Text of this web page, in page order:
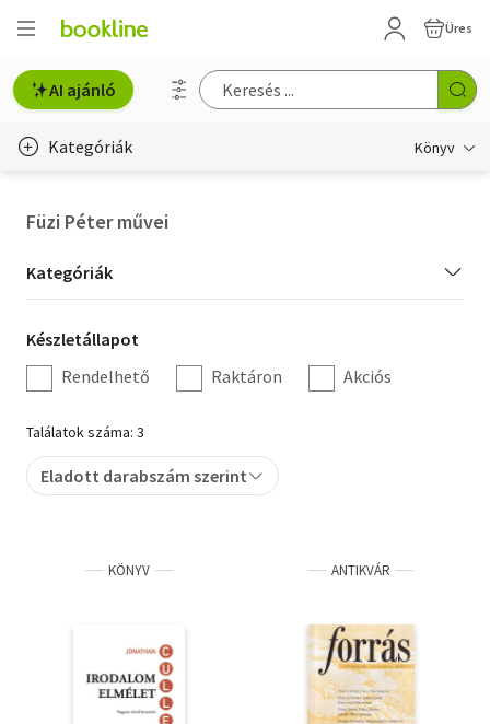
Üres
AI ajánló
Kategóriák Könyv
Hobbi, szabadidő
Irodalom
Művészet
Szakkönyv
Tankönyv, segédkönyv
Természettudomány
Füzi Péter művei
Kategória
szűrés
Kategóriák
Készletállapot
szűrés
Készletállapot
Rendelhető
Raktáron Akciós
Találatok száma: 3
Eladott darabszám szerint
KÖNYV ANTIKVÁR